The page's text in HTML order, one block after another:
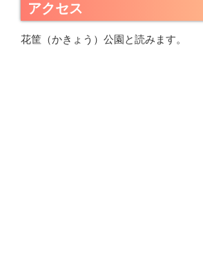
アクセス
花筐（かきょう）公園と読みます。